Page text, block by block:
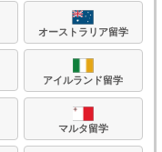
オーストラリア留学
アイルランド留学
マルタ留学